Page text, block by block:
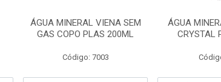
ÁGUA MINERAL VIENA SEM
GAS COPO PLAS 200ML
Código: 7003
ÁGUA
CRYSTAL